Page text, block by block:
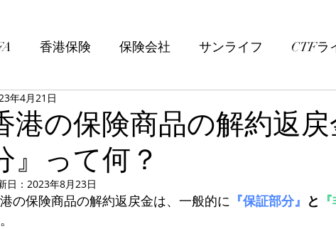
香港保険 保険会社 サンライフ CTFラ
海外積立投資
港の保険商品の解約返
』って何？
年4月21日
日： 2023年8月23日
の保険商品の解約返戻金は、一般的に 『保証部分』 と